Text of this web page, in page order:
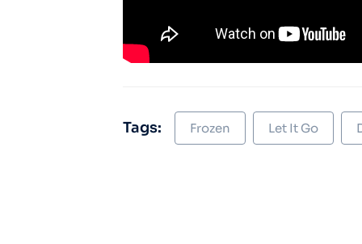
Tags: Frozen Let It Go